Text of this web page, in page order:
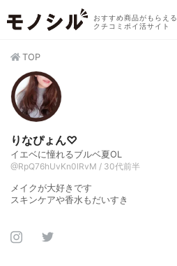
おすすめ商品がもらえる
クチコミポイ活サイト
TOP
りなぴょん♡
イエベに憧れるブルベ夏OL
@RpQ76hUvKn0lRvM / 30代前半
メイクが大好きです
スキンケアや香水もだいすき